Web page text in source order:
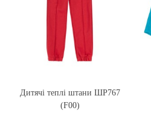
Дитячі теплі штани ШР767
(F00)